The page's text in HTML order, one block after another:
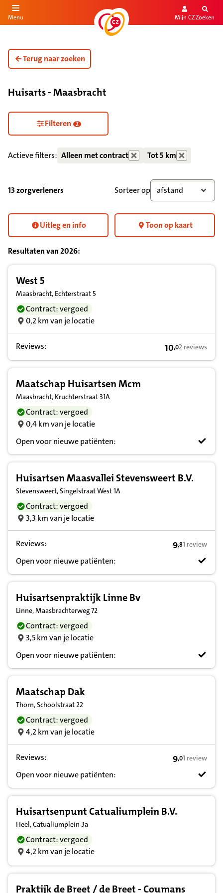
de inhoud
Menu Mijn CZZoeken
Terug naar zoeken
Huisarts - Maasbracht
Zorgdiensten verborgen
Filteren 2
Actieve filters: Alleen met contract Tot 5 km
13 zorgverleners Sorteer op afstand
Uitleg en info Toon op kaart
Resultaten van2026:
West 5
Maasbracht, Echterstraat 5
Contract: vergoed
0,2 km van je locatie
Reviews: 10,0 op basis
10,02 reviews
Maatschap Huisartsen Mcm
Maasbracht, Kruchterstraat 31A
Contract: vergoed
0,4 km van je locatie
Open voor nieuwe patiënten:
Huisartsen Maasvallei Stevensweert B.V.
Stevensweert, Singelstraat West 1A
Contract: vergoed
3,3 km van je locatie
Reviews: 9,8 op basis
9,81 review
Open voor nieuwe patiënten:
Huisartsenpraktijk Linne Bv
Linne, Maasbrachterweg 72
Contract: vergoed
3,5 km van je locatie
Open voor nieuwe patiënten:
Maatschap Dak
Thorn, Schoolstraat 22
Contract: vergoed
4,2 km van je locatie
Reviews: 9,0 op basis
9,01 review
Open voor nieuwe patiënten:
Huisartsenpunt Catualiumplein B.V.
Heel, Catualiumplein 3a
Contract: vergoed
4,2 km van je locatie
Praktijk de Breet / de Breet - Coumans